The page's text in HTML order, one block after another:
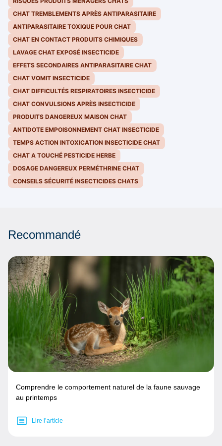
CHAT TREMBLEMENTS APRÈS ANTIPARASITAIRE
ANTIPARASITAIRE TOXIQUE POUR CHAT
CHAT EN CONTACT PRODUITS CHIMIQUES
LAVAGE CHAT EXPOSÉ INSECTICIDE
EFFETS SECONDAIRES ANTIPARASITAIRE CHAT
CHAT VOMIT INSECTICIDE
CHAT DIFFICULTÉS RESPIRATOIRES INSECTICIDE
CHAT CONVULSIONS APRÈS INSECTICIDE
PRODUITS DANGEREUX MAISON CHAT
ANTIDOTE EMPOISONNEMENT CHAT INSECTICIDE
TEMPS ACTION INTOXICATION INSECTICIDE CHAT
CHAT A TOUCHÉ PESTICIDE HERBE
DOSAGE DANGEREUX PERMÉTHRINE CHAT
CONSEILS SÉCURITÉ INSECTICIDES CHATS
Recommandé
Comprendre le comportement naturel de la faune sauvage
au printemps
Lire l’article